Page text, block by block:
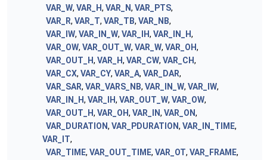
VAR_W, VAR_H, VAR_N, VAR_PTS,
VAR_R, VAR_T, VAR_TB, VAR_NB,
VAR_IW, VAR_IN_W, VAR_IH, VAR_IN_H,
VAR_OW, VAR_OUT_W, VAR_W, VAR_OH,
VAR_OUT_H, VAR_H, VAR_CW, VAR_CH,
VAR_CX, VAR_CY, VAR_A, VAR_DAR,
VAR_SAR, VAR_VARS_NB, VAR_IN_W, VAR_IW,
VAR_IN_H, VAR_IH, VAR_OUT_W, VAR_OW,
VAR_OUT_H, VAR_OH, VAR_IN, VAR_ON,
VAR_DURATION, VAR_PDURATION, VAR_IN_TIME,
VAR_IT,
VAR_TIME, VAR_OUT_TIME, VAR_OT, VAR_FRAME,